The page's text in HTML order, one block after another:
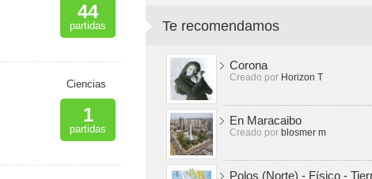
44
partidas
Ciencias
1
partidas
Te recomendamos
Corona
Creado por Horizon T
En Maracaibo
Creado por blosmer m
Polos (Norte) - Físico -